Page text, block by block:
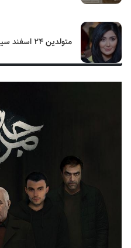
متولدین ۲۴ اسفند سینما ، تئاتر و موسیقی؛ مریم معصومی